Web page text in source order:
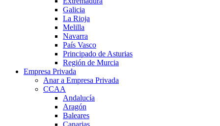
Galicia
La Rioja
Melilla
Navarra
País Vasco
Principado de Asturias
Región de Murcia
Empresa Privada
Anar a Empresa Privada
CCAA
Andalucía
Aragón
Baleares
Canarias